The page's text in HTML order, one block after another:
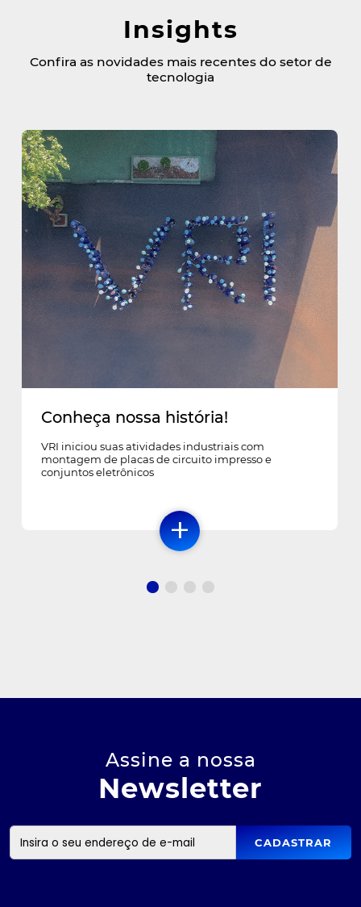
Insights
Confira as novidades mais recentes do setor de
tecnologia
Conheça nossa história!
VRI iniciou suas atividades industriais com
montagem de placas de circuito impresso e
conjuntos eletrônicos
+
Assine a nossa
Newsletter
CADASTRAR